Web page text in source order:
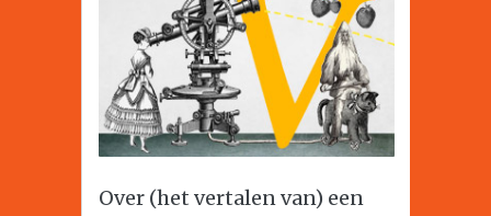
Over (het vertalen van) een